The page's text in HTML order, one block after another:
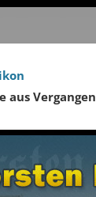
aus